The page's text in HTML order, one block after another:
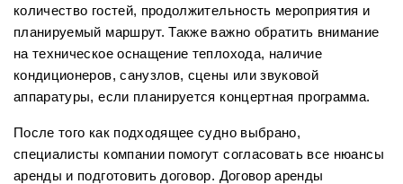
количество гостей, продолжительность мероприятия и
планируемый маршрут. Также важно обратить внимание
на техническое оснащение теплохода, наличие
кондиционеров, санузлов, сцены или звуковой
аппаратуры, если планируется концертная программа.
После того как подходящее судно выбрано,
специалисты компании помогут согласовать все нюансы
аренды и подготовить договор. Договор аренды